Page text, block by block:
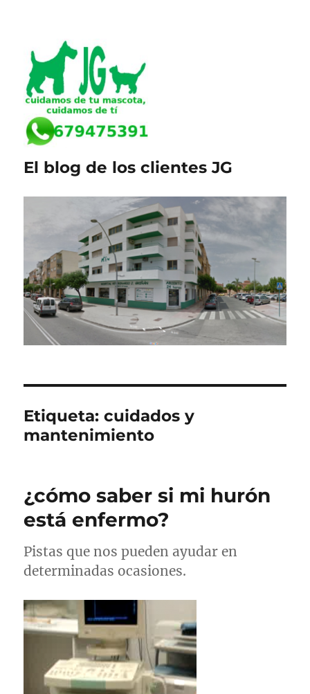
El blog de los clientes JG
Etiqueta:cuidados y
mantenimiento
¿cómo saber si mi hurón
está enfermo?
Pistas que nos pueden ayudar en
determinadas ocasiones.